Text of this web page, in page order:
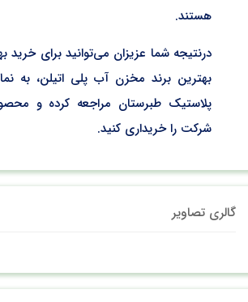
هستند.
درنتیجه شما عزیزان می‌توانید برای خرید
بهترین برند مخزن آب پلی اتیلن، به
پلاستیک طبرستان مراجعه کرده و
شرکت را خریداری کنید.
گالری تصاویر